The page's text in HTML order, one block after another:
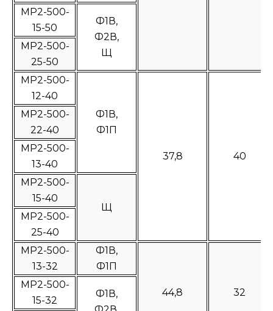
МР2-500-
15-50
Ф1В,
Ф2В,
Щ
МР2-500-
25-50
МР2-500-
12-40
Ф1В,
Ф1П
37,8 40
MP2-500-
22-40
МР2-500-
13-40
МР2-500-
15-40
Щ
МР2-500-
25-40
МР2-500-
13-32
Ф1В,
Ф1П
44,8 32
МР2-500-
15-32
Ф1В,